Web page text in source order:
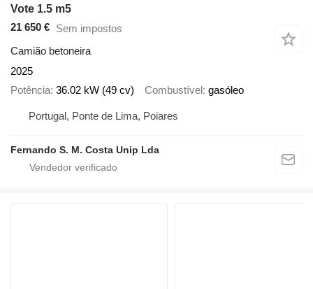
Vote 1.5 m5
21 650 € Sem impostos
Camião betoneira
2025
Potência 36.02 kW (49 cv) Combustível gasóleo
Portugal, Ponte de Lima, Poiares
Fernando S. M. Costa Unip Lda